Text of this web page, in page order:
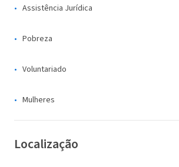
Assistência Jurídica
Pobreza
Voluntariado
Mulheres
Localização